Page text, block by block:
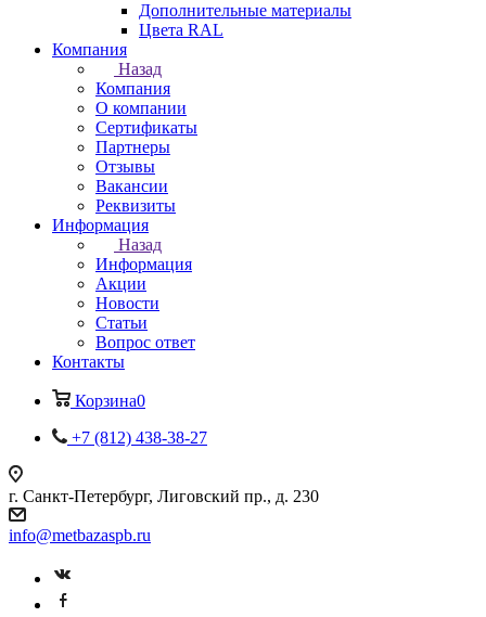
Дополнительные материалы
Цвета RAL
Компания
Назад
Компания
О компании
Сертификаты
Партнеры
Отзывы
Вакансии
Реквизиты
Информация
Назад
Информация
Акции
Новости
Статьи
Вопрос ответ
Контакты
Корзина0
+7 (812) 438-38-27
г. Санкт-Петербург, Лиговский пр., д. 230
info@metbazaspb.ru